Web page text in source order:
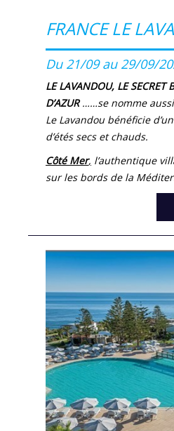
FRANCE LE
Du 21/09 au 29/09/
LE LAVANDOU, LE SECRET
D’AZUR……se nomme aussi
Le Lavandou bénéficie
d’étés secs et chauds.
Côté Mer, l’authentique
sur les bords de la